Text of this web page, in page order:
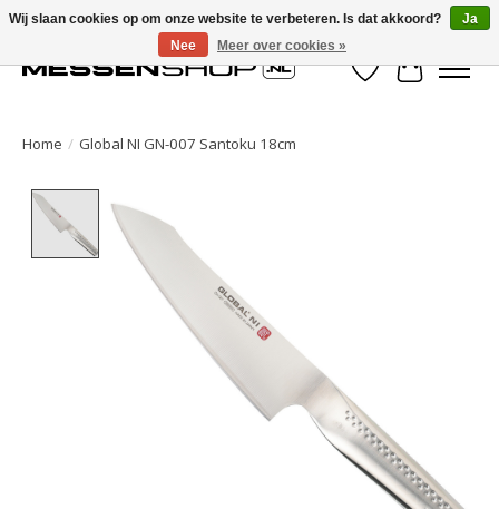
Verlanglijst
Home / Global NI GN-007 Santoku 18cm
Product image slideshow Items
Wij slaan cookies op om onze website te verbeteren. Is dat akkoord?
Ja
Nee
Meer over cookies »